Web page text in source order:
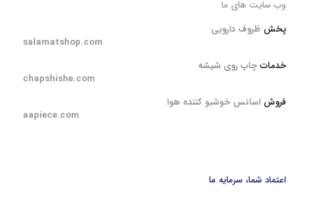
وب سایت های ما
پخش ظروف دارویی
salamatshop.com
خدماتچاپ روی شیشه
chapshishe.com
فروش اسانس خوشبو کننده هوا
aapiece.com
اعتماد شما، سرمایه ما